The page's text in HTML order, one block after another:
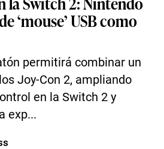
‘mouse’ USB como
permitirá combinar un
los Joy-Con 2, ampliando
en la Switch 2 y
exp...